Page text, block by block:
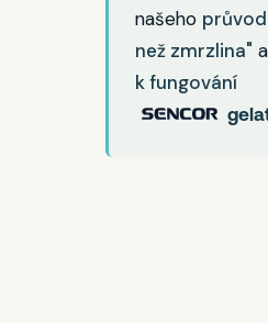
našeho
než zmrzlina"
k fungování